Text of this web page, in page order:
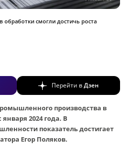
смогли достичь роста
Перейти вДзен
производства в
2024 года. В
показатель достигает
Егор Поляков.